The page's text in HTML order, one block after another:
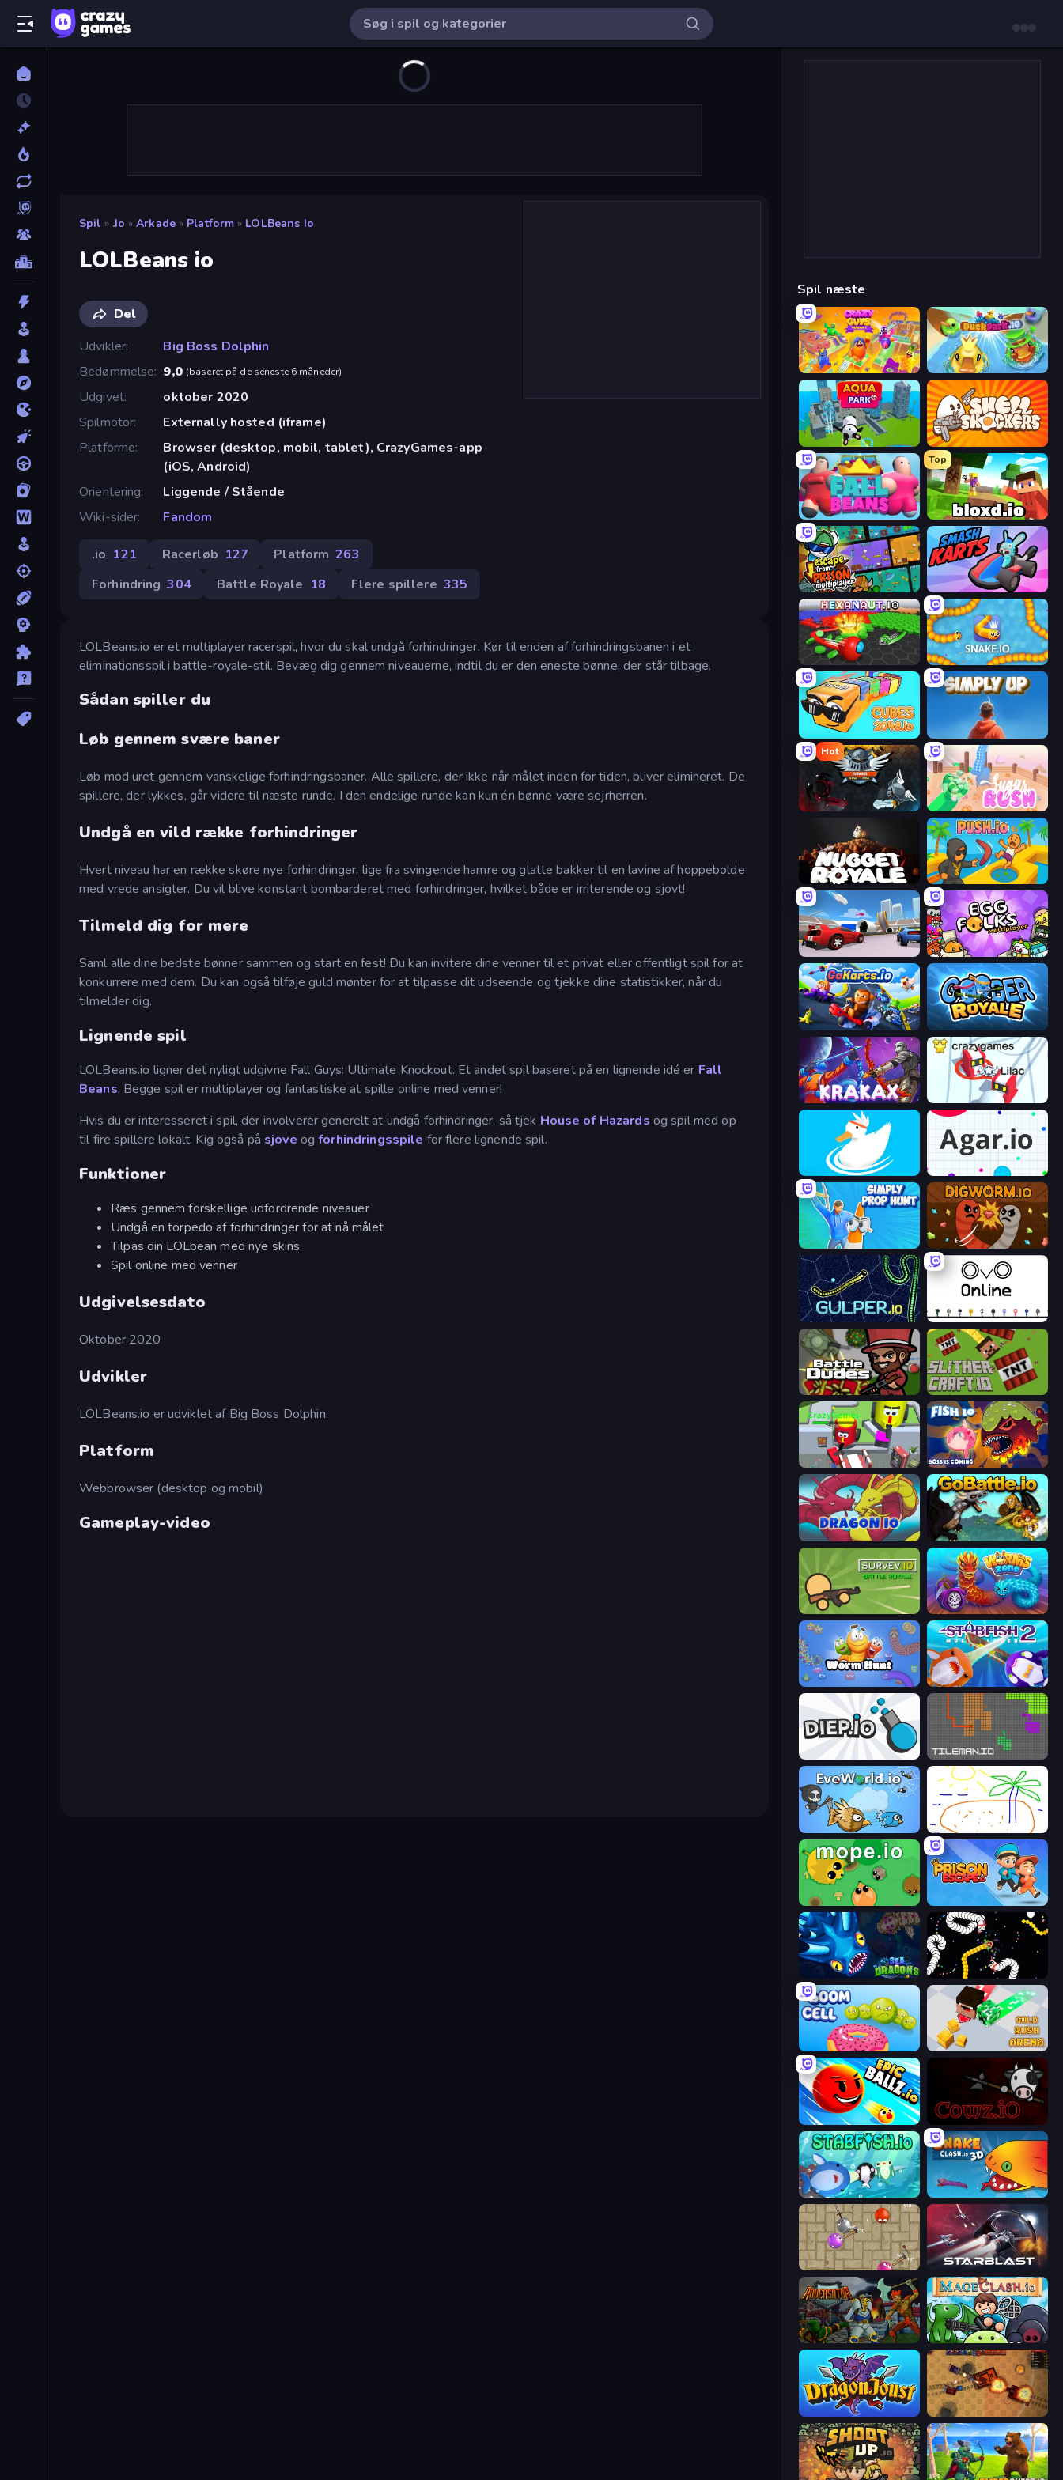
Spil » .io » Arkade » Platform » LOLBeans Io
LOLBeans io
Del
Udvikler
Big Boss Dolphin
Bedømmelse 9,0 (baseret på de seneste 6 måneder)
Udgivet
oktober 2020
Spilmotor
Externally hosted (iframe)
Platforme
Browser (desktop, mobil, tablet), CrazyGames-app
(iOS, Android)
Orientering
Liggende / Stående
Wiki-sider
Fandom
.io 121 Racerløb 127 Platform 263
Forhindring 304 Battle Royale 18 Flere spillere 335
LOLBeans.io er et multiplayer racerspil, hvor du skal undgå forhindringer. Kør til enden af forhindringsbanen i et
eliminationsspil i battle-royale-stil. Bevæg dig gennem niveauerne, indtil du er den eneste bønne, der står tilbage.
Sådan spiller du
Løb gennem svære baner
Løb mod uret gennem vanskelige forhindringsbaner. Alle spillere, der ikke når målet inden for tiden, bliver elimineret. De
spillere, der lykkes, går videre til næste runde. I den endelige runde kan kun én bønne være sejrherren.
Undgå en vild række forhindringer
Hvert niveau har en række skøre nye forhindringer, lige fra svingende hamre og glatte bakker til en lavine af hoppebolde
med vrede ansigter. Du vil blive konstant bombarderet med forhindringer, hvilket både er irriterende og sjovt!
Tilmeld dig for mere
Saml alle dine bedste bønner sammen og start en fest! Du kan invitere dine venner til et privat eller offentligt spil for at
konkurrere med dem. Du kan også tilføje guld mønter for at tilpasse dit udseende og tjekke dine statistikker, når du
tilmelder dig.
Lignende spil
LOLBeans.io ligner det nyligt udgivne Fall Guys: Ultimate Knockout. Et andet spil baseret på en lignende idé er Fall
Beans. Begge spil er multiplayer og fantastiske at spille online med venner!
Hvis du er interesseret i spil, der involverer generelt at undgå forhindringer, så tjek House of Hazards og spil med op
til fire spillere lokalt. Kig også på sjove ogforhindringsspile for flere lignende spil.
Funktioner
Ræs gennem forskellige udfordrende niveauer
Undgå en torpedo af forhindringer for at nå målet
Tilpas din LOLbean med nye skins
Spil online med venner
Udgivelsesdato
Oktober 2020
Udvikler
LOLBeans.io er udviklet af Big Boss Dolphin.
Platform
Webbrowser (desktop og mobil)
Gameplay-video
Spil næste
Crazy Guys DuckPark.io
Aquapark.io Shell Shockers
Fall Beans
Top
Bloxd.io
Escape From Prison Multiplayer Smash Karts
Hexanaut.io Snake.io
Cubes 2048.io SimplyUp.io
Hot
EvoWars.io Sugar Rush
Nugget Royale Push.io
DashCraft.io Egg Folks Multiplayer
GoKarts.io Goober Royale
Krakax Snowball.io
Ducklings Agar.io
Simply Prop Hunt Digworm.io
Gulper.io OvO.io
BattleDudes.io SlitherCraft.io
CleanUp.IO Fish IO
Dragon.io GoBattle.io
Survev.io Worms.Zone
Worm Hunt Stabfish 2
Diep.io TileMan.io
Skribbl.io
Mope.io Prison Escape.io
SeaDragons.io Worms.io
Boom Cell Gold Rush Arena
EpicBallz.io cowz.io
Stabfish.io Snake Clash.io
Balloons.io StarBlast
Adversator Mageclash.io
Dragon Joust (.io) Tanko.io